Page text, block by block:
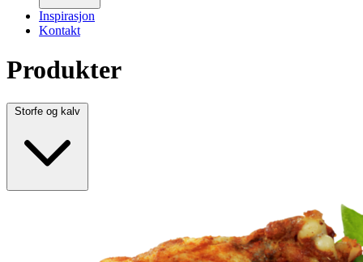
Inspirasjon
Kontakt
Produkter
Storfe og kalv